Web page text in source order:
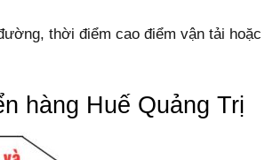
thời điểm cao điểm vận tải hoặc
hàng Huế Quảng Trị